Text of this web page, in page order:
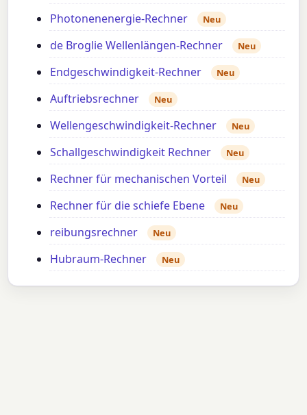
Photonenenergie-Rechner Neu
de Broglie Wellenlängen-Rechner Neu
Endgeschwindigkeit-Rechner Neu
Auftriebsrechner Neu
Wellengeschwindigkeit-Rechner Neu
Schallgeschwindigkeit Rechner Neu
Rechner für mechanischen Vorteil Neu
Rechner für die schiefe Ebene Neu
reibungsrechner Neu
Hubraum-Rechner Neu